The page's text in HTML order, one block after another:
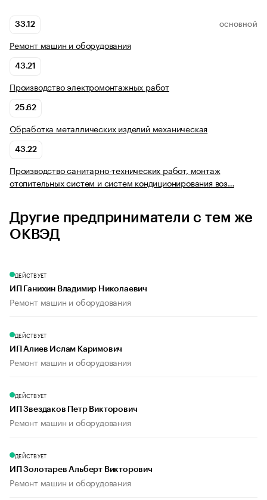
33.12 ОСНОВНОЙ
Ремонт машин и оборудования
43.21
Производство электромонтажных работ
25.62
Обработка металлических изделий механическая
43.22
Производство санитарно-технических работ, монтаж
отопительных систем и систем кондиционирования воз…
Другие предприниматели с тем же
ОКВЭД
ДЕЙСТВУЕТ
ИП Ганихин Владимир Николаевич
Ремонт машин и оборудования
ДЕЙСТВУЕТ
ИП Алиев Ислам Каримович
Ремонт машин и оборудования
ДЕЙСТВУЕТ
ИП Звездаков Петр Викторович
Ремонт машин и оборудования
ДЕЙСТВУЕТ
ИП Золотарев Альберт Викторович
Ремонт машин и оборудования